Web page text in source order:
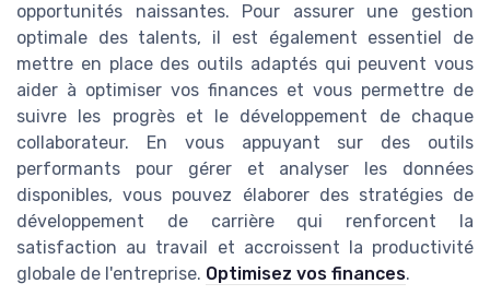
opportunités naissantes. Pour assurer une gestion
optimale des talents, il est également essentiel de
mettre en place des outils adaptés qui peuvent vous
aider à optimiser vos finances et vous permettre de
suivre les progrès et le développement de chaque
collaborateur. En vous appuyant sur des outils
performants pour gérer et analyser les données
disponibles, vous pouvez élaborer des stratégies de
développement de carrière qui renforcent la
satisfaction au travail et accroissent la productivité
globale de l'entreprise. Optimisez vos finances.